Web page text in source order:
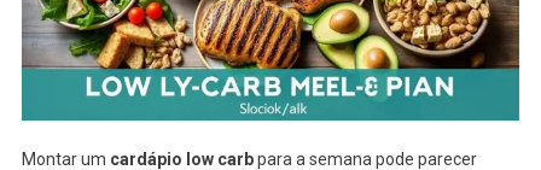
Montar um cardápio low carbpara a semana pode parecer